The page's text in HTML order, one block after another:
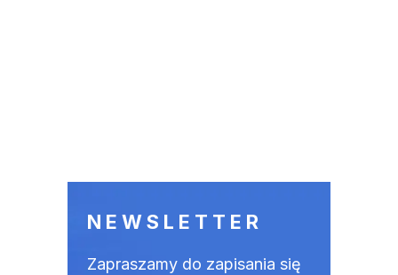
NEWSLETTER
Zapraszamy do zapisania się